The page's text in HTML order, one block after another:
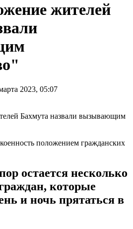
жителей
2023, 05:07
положением гражданских
остается несколько
которые
и ночь прятаться в